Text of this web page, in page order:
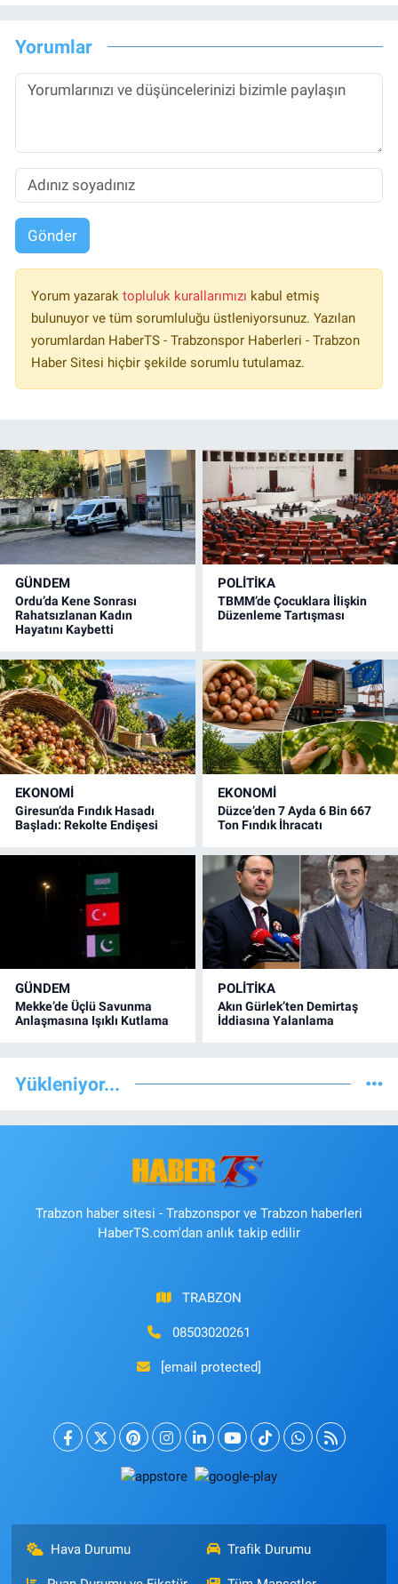
Yorumlar
Gönder
Yorum yazarak topluluk kurallarımızı kabul etmiş
bulunuyor ve tüm sorumluluğu üstleniyorsunuz. Yazılan
yorumlardan HaberTS - Trabzonspor Haberleri - Trabzon
Haber Sitesi hiçbir şekilde sorumlu tutulamaz.
GÜNDEM
Ordu’da Kene Sonrası
Rahatsızlanan Kadın
Hayatını Kaybetti
POLİTİKA
TBMM’de Çocuklara İlişkin
Düzenleme Tartışması
EKONOMİ
Giresun’da Fındık Hasadı
Başladı: Rekolte Endişesi
EKONOMİ
Düzce’den 7 Ayda 6 Bin 667
Ton Fındık İhracatı
GÜNDEM
Mekke’de Üçlü Savunma
Anlaşmasına Işıklı Kutlama
POLİTİKA
Akın Gürlek’ten Demirtaş
İddiasına Yalanlama
Yükleniyor...
Trabzon haber sitesi - Trabzonspor ve Trabzon haberleri
HaberTS.com'dan anlık takip edilir
TRABZON
08503020261
[email protected]
Hava Durumu Trafik Durumu